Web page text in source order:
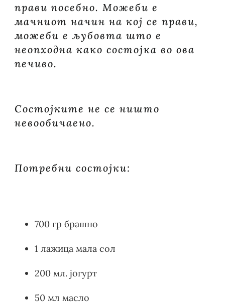
прави посебно. Можеби е
мачниот начин на кој се прави,
можеби е љубовта што е
неопходна како состојка во ова
печиво.
Состојките не се ништо
невообичаено.
Потребни состојки:
700 гр брашно
1 лажица мала сол
200 мл. јогурт
50 мл масло